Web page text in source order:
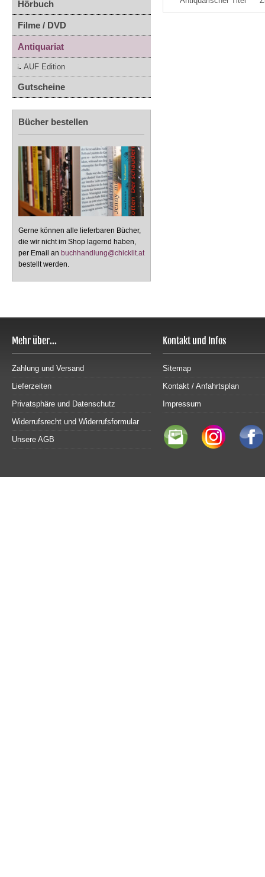
Hörbuch
Filme / DVD
Antiquariat
AUF Edition
Gutscheine
Bücher bestellen
Gerne können alle lieferbaren Bücher,
die wir nicht im Shop lagernd haben,
per Email an buchhandlung@chicklit.at
bestellt werden.
Mehr über...
Zahlung und Versand
Lieferzeiten
Privatsphäre und Datenschutz
Widerrufsrecht und Widerrufsformular
Unsere AGB
Kontakt und Infos
Sitemap
Kontakt / Anfahrtsplan
Impressum